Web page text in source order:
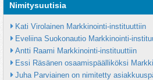
Nimitysuutisia
Kati Virolainen Markkinointi-instituuttiin
Eveliina Suokonautio Markkinointi-
Antti Raami Markkinointi-instituuttiin
Essi Räsänen osaamispäälliköksi
Juha Parviainen on nimitetty